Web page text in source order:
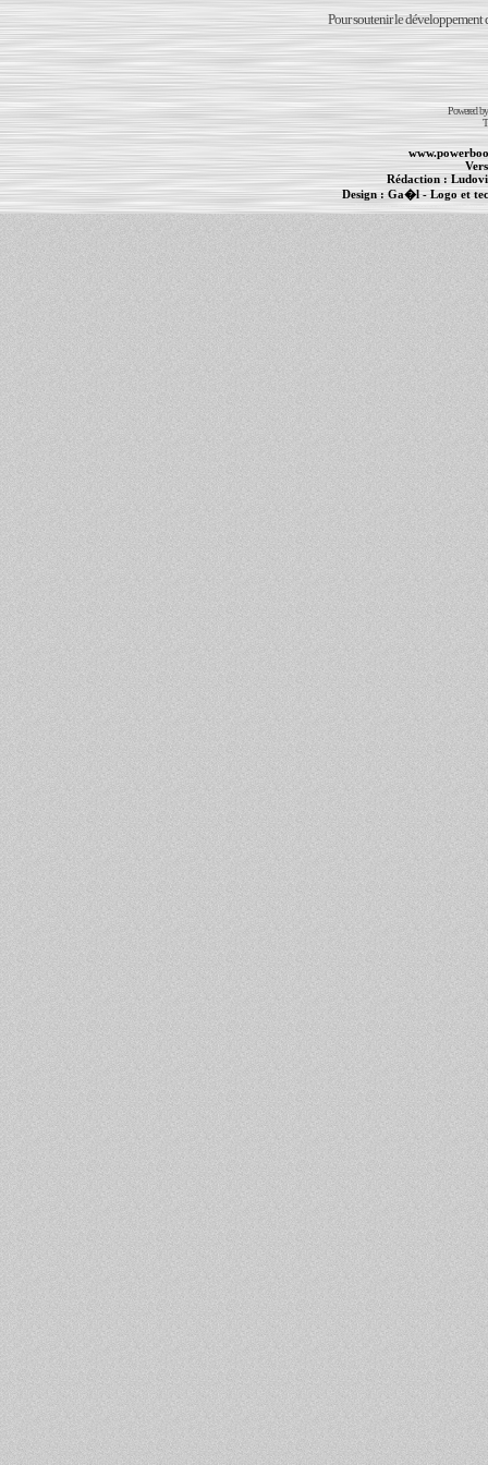
Pour soutenir le développement
Powered
Rédaction :
Design :Ga�l- Logo et
PowerBook